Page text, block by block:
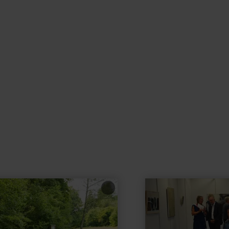
more
about: